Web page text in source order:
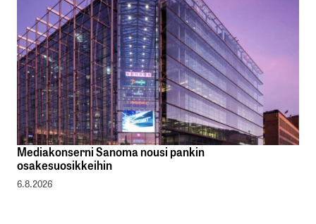
Mediakonserni Sanoma nousi pankin
osakesuosikkeihin
6.8.2026